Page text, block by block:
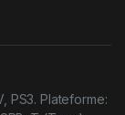
PS3. Plateforme: